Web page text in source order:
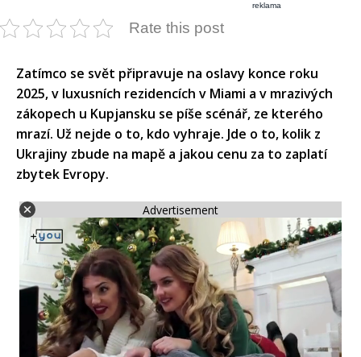
reklama
Rate this post
Zatímco se svět připravuje na oslavy konce roku
2025, v luxusních rezidencích v Miami a v mrazivých
zákopech u Kupjansku se píše scénář, ze kterého
mrazí. Už nejde o to, kdo vyhraje. Jde o to, kolik z
Ukrajiny zbude na mapě a jakou cenu za to zaplatí
zbytek Evropy.
Advertisement